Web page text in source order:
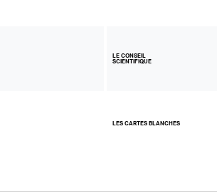
LE CONSEIL
SCIENTIFIQUE
LES CARTES BLANCHES